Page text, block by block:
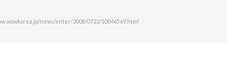
news/enter/2008/0722/10046569.html